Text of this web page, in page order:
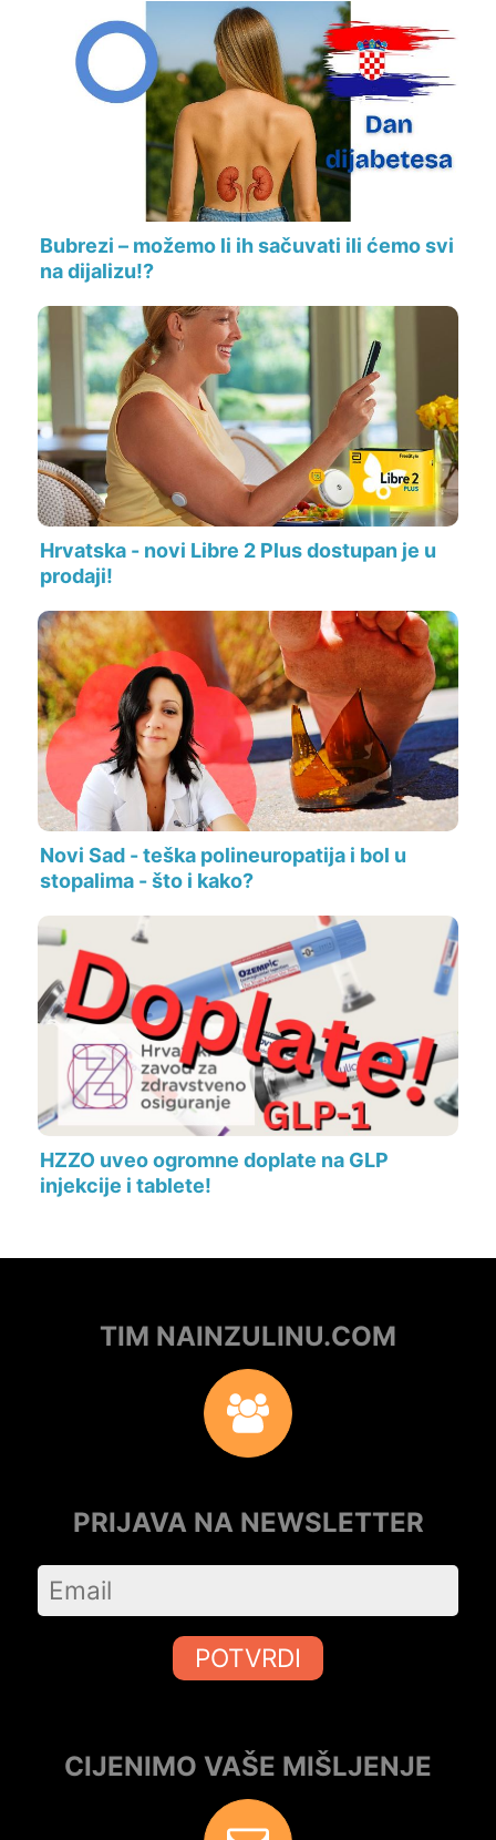
Bubrezi – možemo li ih sačuvati ili ćemo svi
na dijalizu!?
Hrvatska - novi Libre 2 Plus dostupan je u
prodaji!
Novi Sad - teška polineuropatija i bol u
stopalima - što i kako?
HZZO uveo ogromne doplate na GLP
injekcije i tablete!
TIM NAINZULINU.COM
PRIJAVA NA NEWSLETTER
POTVRDI
CIJENIMO VAŠE MIŠLJENJE